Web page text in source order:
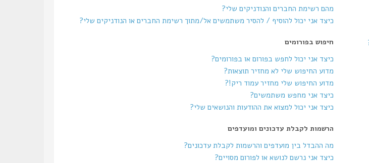
מהם רשימת החברים והנודניקים שלי?
כיצד אני יכול להוסיף / להסיר משתמשים אל/מתוך רשימת החברים או הנודניקים שלי?
חיפוש בפורומים
כיצד אני יכול לחפש בפורום או בפורומים?
מדוע החיפוש שלי לא מחזיר תוצאות?
מדוע החיפוש שלי מחזיר עמוד ריק!?
כיצד אני מחפש משתמשים?
כיצד אני יכול למצוא את ההודעות והנושאים שלי?
הרשמות לקבלת עדכונים ומועדפים
מה ההבדל בין מועדפים והרשמות לקבלת עדכונים?
כיצד אני נרשם לנושא או לפורום מסויים?